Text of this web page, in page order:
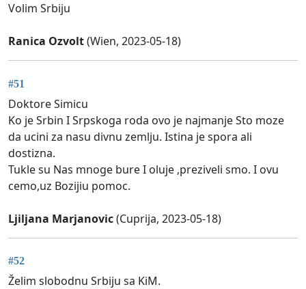
Volim Srbiju
Ranica Ozvolt(Wien, 2023-05-18)
#51
Doktore Simicu
Ko je Srbin I Srpskoga roda ovo je najmanje Sto moze
da ucini za nasu divnu zemlju. Istina je spora ali
dostizna.
Tukle su Nas mnoge bure I oluje ,preziveli smo. I ovu
cemo,uz Bozijiu pomoc.
Ljiljana Marjanovic(Cuprija, 2023-05-18)
#52
Želim slobodnu Srbiju sa KiM.